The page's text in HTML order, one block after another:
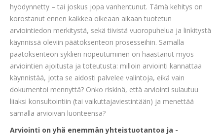
hyödynnetty – tai joskus jopa vanhentunut. Tämä kehitys on
korostanut ennen kaikkea oikeaan aikaan tuotetun
arviointiedon merkitystä, sekä tiivistä vuoropuhelua ja linkitystä
käynnissä oleviin päätöksenteon prosesseihin. Samalla
päätöksenteon syklien nopeutuminen on haastanut myös
arviointien ajoitusta ja toteutusta: milloin arviointi kannattaa
käynnistää, jotta se aidosti palvelee valintoja, eikä vain
dokumentoi mennyttä? Onko riskinä, että arviointi sulautuu
liiaksi konsultointiin (tai vaikuttajaviestintään) ja menettää
samalla arvioivan luonteensa?
Arviointi on yhä enemmän yhteistuotantoa ja -